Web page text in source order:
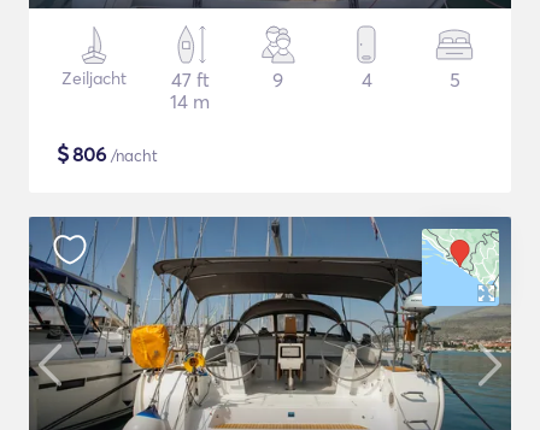
Zeiljacht
47 ft
14 m
9 4 5
$806 /nacht